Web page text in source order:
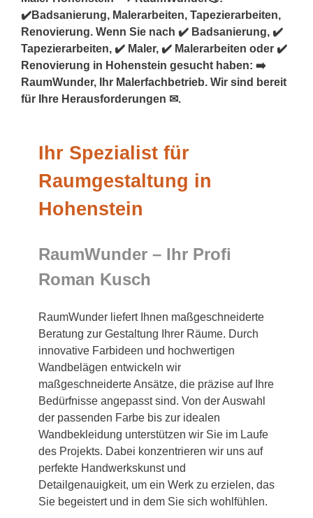
✔️Badsanierung, Malerarbeiten, Tapezierarbeiten,
Renovierung. Wenn Sie nach ✔️ Badsanierung, ✔️
Tapezierarbeiten, ✔️ Maler, ✔️ Malerarbeiten oder ✔️
Renovierung in Hohenstein gesucht haben: ➡️
RaumWunder, Ihr Malerfachbetrieb. Wir sind bereit
für Ihre Herausforderungen ✉.
Ihr Spezialist für
Raumgestaltung in
Hohenstein
RaumWunder – Ihr Profi
Roman Kusch
RaumWunder liefert Ihnen maßgeschneiderte
Beratung zur Gestaltung Ihrer Räume. Durch
innovative Farbideen und hochwertigen
Wandbelägen entwickeln wir
maßgeschneiderte Ansätze, die präzise auf Ihre
Bedürfnisse angepasst sind. Von der Auswahl
der passenden Farbe bis zur idealen
Wandbekleidung unterstützen wir Sie im Laufe
des Projekts. Dabei konzentrieren wir uns auf
perfekte Handwerkskunst und
Detailgenauigkeit, um ein Werk zu erzielen, das
Sie begeistert und in dem Sie sich wohlfühlen.